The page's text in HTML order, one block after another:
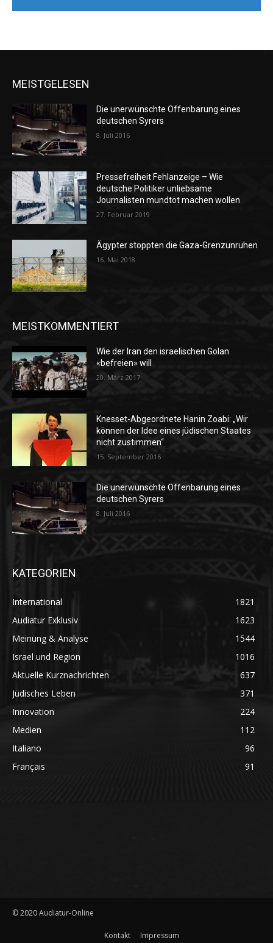
MEISTGELESEN
Die unerwünschte Offenbarung eines
deutschen Syrers
8. Juli 2016
Pressefreiheit Fehlanzeige – Wie
deutsche Politiker unliebsame
Journalisten mundtot machen wollen
27. Februar 2019
Ägypter stoppten die Gaza-Grenzunruhen
16. Mai 2018
MEISTKOMMENTIERT
Wie der Iran den israelischen Golan
«befreien» will
20. März 2017
Knesset-Abgeordnete Hanin Zoabi: „Wir
können der Idee eines jüdischen Staates
nicht zustimmen“
15. September 2016
Die unerwünschte Offenbarung eines
deutschen Syrers
8. Juli 2016
KATEGORIEN
International
1821
Audiatur Exklusiv
1623
Meinung & Analyse
1544
Israel und Region
1016
Aktuelle Kurznachrichten
637
Jüdisches Leben
371
Innovation
224
Medien
112
Italiano
96
Français
91
© 2020 Audiatur-Online
Kontakt Impressum